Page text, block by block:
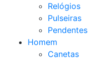
Relógios
Pulseiras
Pendentes
Homem
Canetas